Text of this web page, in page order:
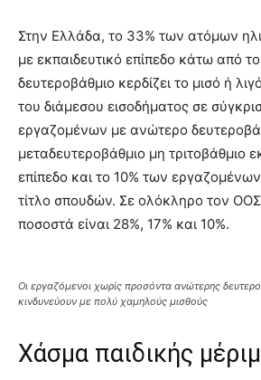
Στην Ελλάδα, το 33% των ατόμων
με εκπαιδευτικό επίπεδο κάτω από
δευτεροβάθμιο κερδίζει το μισό ή
του διάμεσου εισοδήματος σε
εργαζομένων με ανώτερο
μεταδευτεροβάθμιο μη τριτοβάθμιο
επίπεδο και το 10% των εργαζομένων
τίτλο σπουδών. Σε ολόκληρο τον
ποσοστά είναι 28%, 17% και 10%.
Οι εργαζόμενοι χωρίς προσόντα ανώτερης
κινδυνεύουν με πολύ χαμηλούς μισθούς
Χάσμα παιδικής